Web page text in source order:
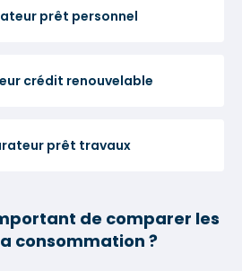
prêt personnel
crédit renouvelable
prêt travaux
de comparer les
consommation ?